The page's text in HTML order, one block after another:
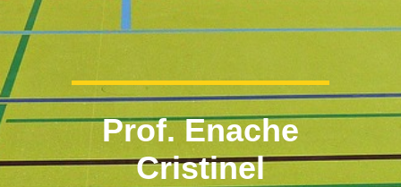
Prof. Enache
Cristinel